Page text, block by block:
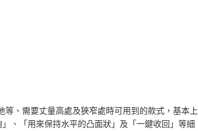
、需要丈量高處及狹窄處時可用到的款式，基本上
、「用來保持水平的凸面狀」及「一鍵收回」等細